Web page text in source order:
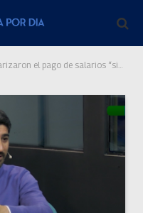
del Gobierno provincial, nacional y sin endeudamiento”